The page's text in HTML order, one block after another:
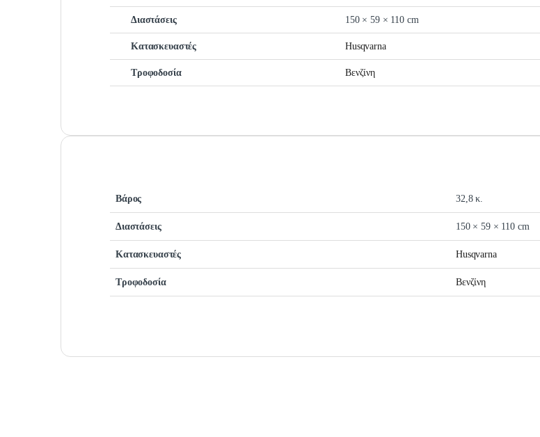
Διαστάσεις 150 × 59 × 110 cm
Κατασκευαστές Husqvarna
Τροφοδοσία Βενζίνη
Βάρος 32,8 κ.
Διαστάσεις 150 × 59 × 110 cm
Κατασκευαστές Husqvarna
Τροφοδοσία Βενζίνη